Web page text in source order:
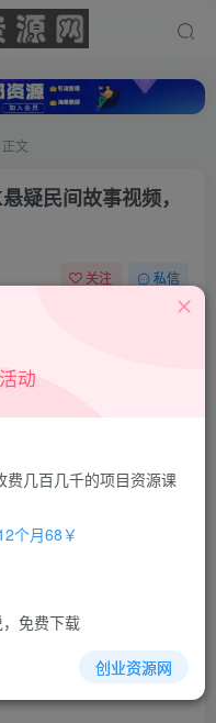
正文
疑民间故事视频，
关注 私信
员包月更省钱，可保存购
民间故事视频，AI实操
动
费几百几千的项目资源课
个月68￥
免费下载
创业资源网